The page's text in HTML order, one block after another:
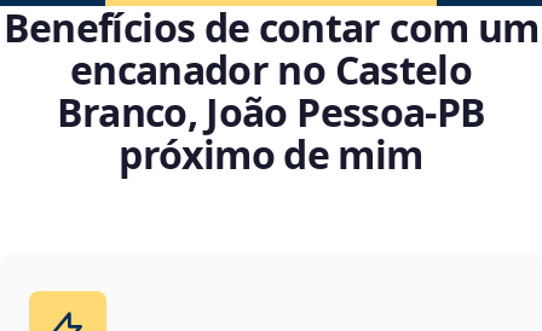
Benefícios de contar com um
encanador no Castelo
Branco, João Pessoa‑PB
próximo de mim